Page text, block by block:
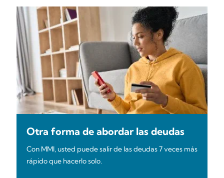
Otra forma de abordar las deudas
Con MMI, usted puede salir de las deudas 7 veces más
rápido que hacerlo solo.